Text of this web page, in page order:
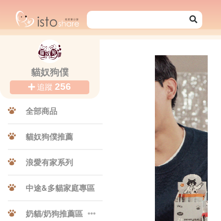
貓奴狗僕
追蹤256
全部商品
貓奴狗僕推薦
浪愛有家系列
中途&多貓家庭專區
奶貓/奶狗推薦區